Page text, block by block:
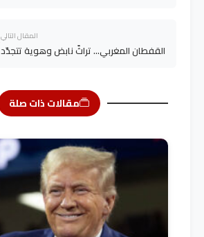
المقال التالي
القفطان المغربي… تراثٌ نابض وهوية تتجدّد
مقالات ذات صلة